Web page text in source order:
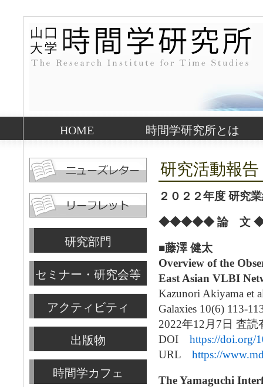
HOME 時間学研究所とは
研究部門
セミナー・研究会等
アクティビティ
出版物
時間学カフェ
研究活動報告
２０２２年度 研究
◆◆◆◆◆ 論 文
■藤澤 健太
Overview of the
East Asian VLBI
Kazunori Akiyama et
Galaxies 10(6) 113-
2022年12月7日 査読
DOI https://doi.org/
URL https://
The Yamaguchi